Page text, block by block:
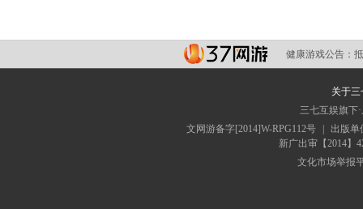
健康游戏公告：
关于三
三七互娱旗下
文网游备字[2014]W-RPG112号
出版单
新广出审【2014】
文化市场举报